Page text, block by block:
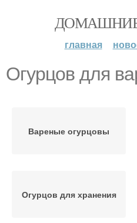
главная
Огурцов для
Вареные огурцовы
Огурцов для хранения